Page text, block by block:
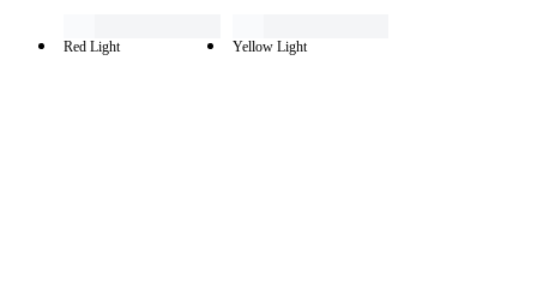
Red Light Yellow Light